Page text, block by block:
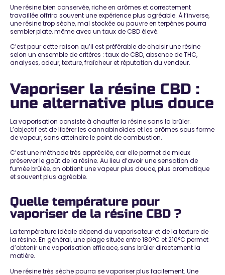
Une résine bien conservée, riche en arômes et correctement
travaillée offrira souvent une expérience plus agréable. À l’inverse,
une résine trop sèche, mal stockée ou pauvre en terpènes pourra
sembler plate, même avec un taux de CBD élevé.
C’est pour cette raison qu’il est préférable de choisir une résine
selon un ensemble de critères : taux de CBD, absence de THC,
analyses, odeur, texture, fraîcheur et réputation du vendeur.
Vaporiser la résine CBD :
une alternative plus douce
La vaporisation consiste à chauffer la résine sans la brûler.
L’objectif est de libérer les cannabinoïdes et les arômes sous forme
de vapeur, sans atteindre le point de combustion.
C’est une méthode très appréciée, car elle permet de mieux
préserver le goût de la résine. Au lieu d’avoir une sensation de
fumée brûlée, on obtient une vapeur plus douce, plus aromatique
et souvent plus agréable.
Quelle température pour
vaporiser de la résine CBD ?
La température idéale dépend du vaporisateur et de la texture de
la résine. En général, une plage située entre180°C et 210°C permet
d’obtenir une vaporisation efficace, sans brûler directement la
matière.
Une résine très sèche pourra se vaporiser plus facilement. Une